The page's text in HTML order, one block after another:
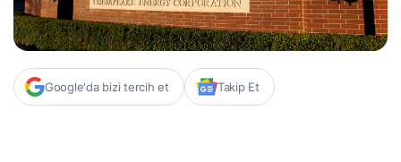
Google'da bizi tercih et Takip Et